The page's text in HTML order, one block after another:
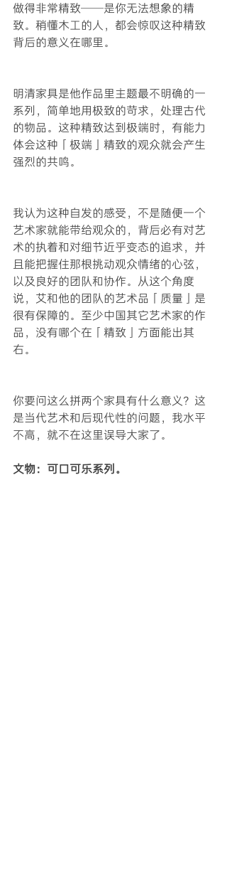
做得非常精致——是你无法想象的精
致。稍懂木工的人，都会惊叹这种精致
背后的意义在哪里。
明清家具是他作品里主题最不明确的一
系列，简单地用极致的苛求，处理古代
的物品。这种精致达到极端时，有能力
体会这种「极端」精致的观众就会产生
强烈的共鸣。
我认为这种自发的感受，不是随便一个
艺术家就能带给观众的，背后必有对艺
术的执着和对细节近乎变态的追求，并
且能把握住那根挑动观众情绪的心弦，
以及良好的团队和协作。从这个角度
说，艾和他的团队的艺术品「质量」是
很有保障的。至少中国其它艺术家的作
品，没有哪个在「精致」方面能出其
右。
你要问这么拼两个家具有什么意义？这
是当代艺术和后现代性的问题，我水平
不高，就不在这里误导大家了。
文物：可口可乐系列。